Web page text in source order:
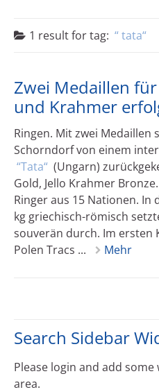
1 result fortag: tata
Zwei Medaillen
und Krahmer
Ringen. Mit zwei Medaillen
Schorndorf von einem
Tata
(Ungarn)
Gold, Jello Krahmer
Ringer aus 15 Nationen. In
kg griechisch-römisch
souverän durch. Im ersten
Polen Tracs ...
Mehr
Search Sidebar
Please login and add
area.